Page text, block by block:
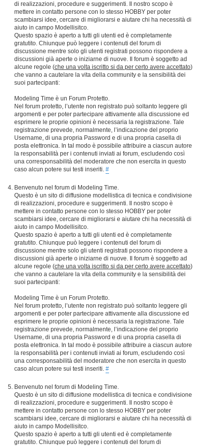
di realizzazioni, procedure e suggerimenti. Il nostro scopo è
mettere in contatto persone con lo stesso HOBBY per poter
scambiarsi idee, cercare di migliorarsi e aiutare chi ha necessità di
aiuto in campo Modellisitco.
Questo spazio è aperto a tutti gli utenti ed è completamente
gratutito. Chiunque può leggere i contenuti del forum di
discussione mentre solo gli utenti registrati possono rispondere a
discussioni già aperte o iniziarne di nuove. Il forum è soggetto ad
alcune regole (che una volta iscritto si da per certo avere accettato)
che vanno a cautelare la vita della community e la sensibilità dei
suoi partecipanti:
Modeling Time è un Forum Protetto.
Nel forum protetto, l’utente non registrato può soltanto leggere gli
argomenti e per poter partecipare attivamente alla discussione ed
esprimere le proprie opinioni è necessaria la registrazione. Tale
registrazione prevede, normalmente, l’indicazione del proprio
Username, di una propria Password e di una propria casella di
posta elettronica. In tal modo è possibile attribuire a ciascun autore
la responsabilità per i contenuti inviati ai forum, escludendo così
una corresponsabilità del moderatore che non esercita in questo
caso alcun potere sui testi inseriti. #
Benvenuto nel forum di Modeling Time.
Questo è un sito di diffusione modellistica di tecnica e condivisione
di realizzazioni, procedure e suggerimenti. Il nostro scopo è
mettere in contatto persone con lo stesso HOBBY per poter
scambiarsi idee, cercare di migliorarsi e aiutare chi ha necessità di
aiuto in campo Modellisitco.
Questo spazio è aperto a tutti gli utenti ed è completamente
gratutito. Chiunque può leggere i contenuti del forum di
discussione mentre solo gli utenti registrati possono rispondere a
discussioni già aperte o iniziarne di nuove. Il forum è soggetto ad
alcune regole (che una volta iscritto si da per certo avere accettato)
che vanno a cautelare la vita della community e la sensibilità dei
suoi partecipanti:
Modeling Time è un Forum Protetto.
Nel forum protetto, l’utente non registrato può soltanto leggere gli
argomenti e per poter partecipare attivamente alla discussione ed
esprimere le proprie opinioni è necessaria la registrazione. Tale
registrazione prevede, normalmente, l’indicazione del proprio
Username, di una propria Password e di una propria casella di
posta elettronica. In tal modo è possibile attribuire a ciascun autore
la responsabilità per i contenuti inviati ai forum, escludendo così
una corresponsabilità del moderatore che non esercita in questo
caso alcun potere sui testi inseriti. #
Benvenuto nel forum di Modeling Time.
Questo è un sito di diffusione modellistica di tecnica e condivisione
di realizzazioni, procedure e suggerimenti. Il nostro scopo è
mettere in contatto persone con lo stesso HOBBY per poter
scambiarsi idee, cercare di migliorarsi e aiutare chi ha necessità di
aiuto in campo Modellisitco.
Questo spazio è aperto a tutti gli utenti ed è completamente
gratutito. Chiunque può leggere i contenuti del forum di